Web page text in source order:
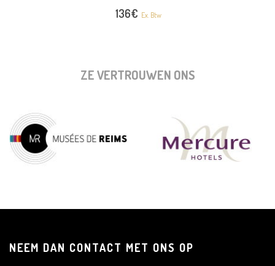
136€ Ex. Btw
ZE VERTROUWEN ONS
NEEM DAN CONTACT MET ONS OP